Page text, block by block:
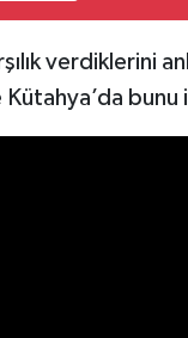
verdiklerini
bunu